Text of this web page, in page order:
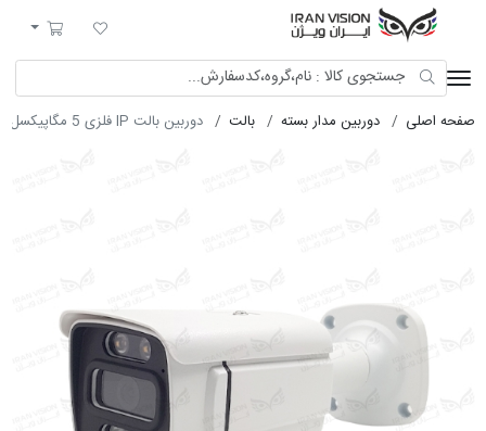
لیست مورد علاقه
سبد خرید
صفحه اصلی دوربین مدار بسته بالت دوربین بالت IP فلزی 5 مگاپیکسل POE با لنز 3.6 استارلایت شب رنگی میکروفون داخلی